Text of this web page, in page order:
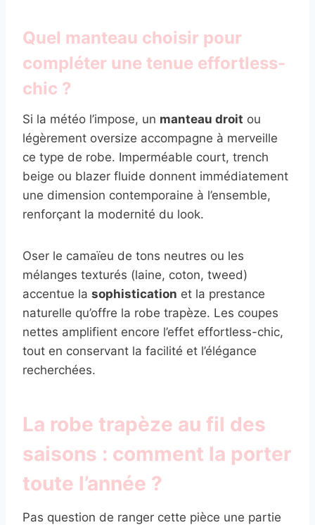
Quel manteau choisir pour
compléter une tenue effortless-
chic ?
Si la météo l’impose, un manteau droit ou
légèrement oversize accompagne à merveille
ce type de robe. Imperméable court, trench
beige ou blazer fluide donnent immédiatement
une dimension contemporaine à l’ensemble,
renforçant la modernité du look.
Oser le camaïeu de tons neutres ou les
mélanges texturés (laine, coton, tweed)
accentue la sophistication et la prestance
naturelle qu’offre la robe trapèze. Les coupes
nettes amplifient encore l’effet effortless-chic,
tout en conservant la facilité et l’élégance
recherchées.
La robe trapèze au fil des
saisons : comment la porter
toute l’année ?
Pas question de ranger cette pièce une partie